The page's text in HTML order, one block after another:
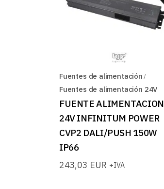
Fuentes de alimentación
Fuentes de alimentación 24V
FUENTE ALIMENTACION
24V INFINITUM POWER
CVP2 DALI/PUSH 150W
IP66
243,03 EUR +IVA